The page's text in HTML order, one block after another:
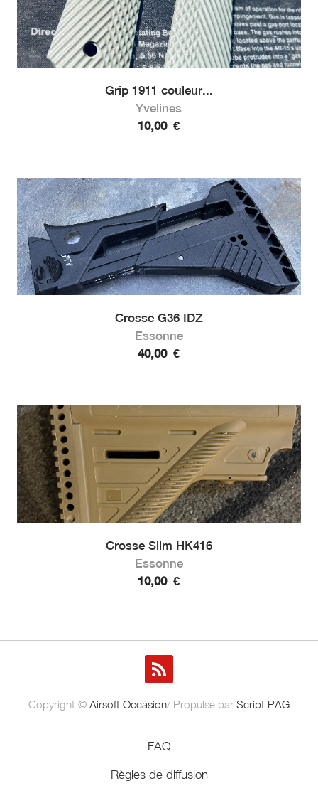
Grip 1911 couleur...
Yvelines
10,00 €
Crosse G36 IDZ
Essonne
40,00 €
Crosse Slim HK416
Essonne
10,00 €
Copyright © Airsoft Occasion/ Propulsé par Script PAG
FAQ
Règles de diffusion